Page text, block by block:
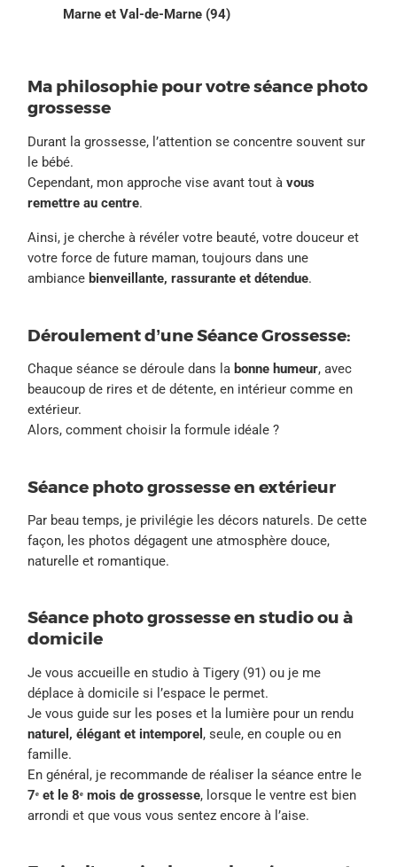
Marne et Val-de-Marne (94)
Ma philosophie pour votre séance photo
grossesse
Durant la grossesse, l’attention se concentre souvent sur
le bébé.
Cependant, mon approche vise avant tout àvous
remettre au centre.
Ainsi, je cherche à révéler votre beauté, votre douceur et
votre force de future maman, toujours dans une
ambiance bienveillante, rassurante et détendue.
Déroulement d’une Séance Grossesse:
Chaque séance se déroule dans la bonne humeur, avec
beaucoup de rires et de détente, en intérieur comme en
extérieur.
Alors, comment choisir la formule idéale ?
Séance photo grossesse en extérieur
Par beau temps, je privilégie les décors naturels. De cette
façon, les photos dégagent une atmosphère douce,
naturelle et romantique.
Séance photo grossesse en studio ou à
domicile
Je vous accueille en studio à Tigery (91) ou je me
déplace à domicile si l’espace le permet.
Je vous guide sur les poses et la lumière pour un rendu
naturel, élégant et intemporel , seule, en couple ou en
famille.
En général, je recommande de réaliser la séance entre le
7ᵉ et le 8ᵉ mois de grossesse, lorsque le ventre est bien
arrondi et que vous vous sentez encore à l’aise.